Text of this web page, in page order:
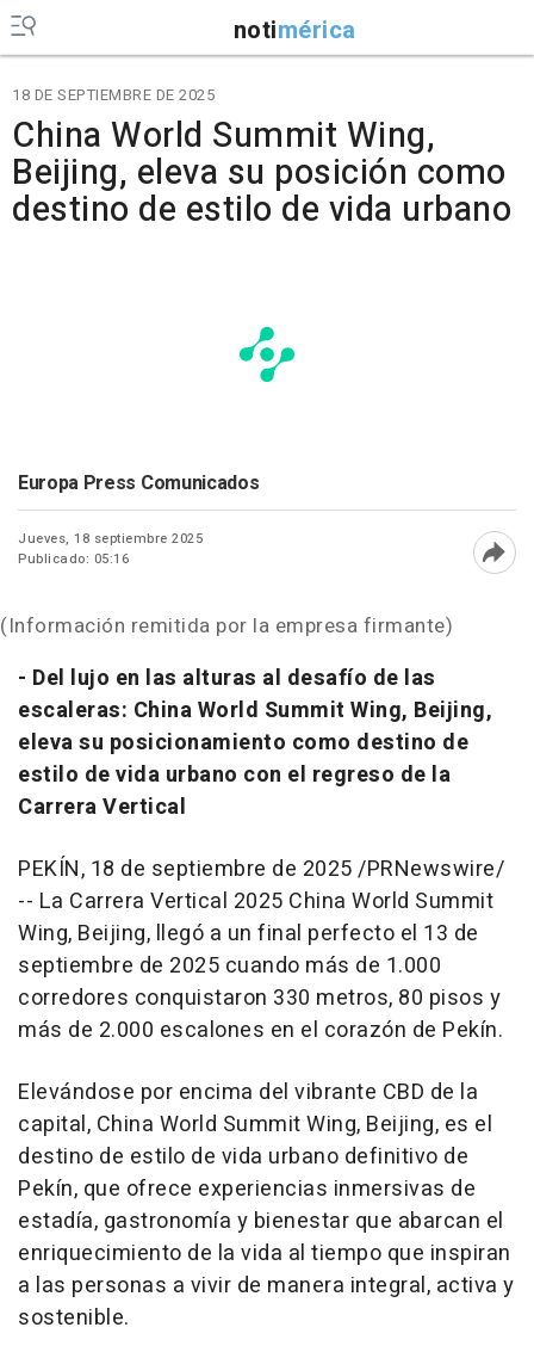
notimérica
18 DE SEPTIEMBRE DE 2025
China World Summit Wing,
Beijing, eleva su posición como
destino de estilo de vida urbano
Europa Press Comunicados
Jueves, 18 septiembre 2025
Publicado: 05:16
(Información remitida por la empresa firmante)
- Del lujo en las alturas al desafío de las
escaleras: China World Summit Wing, Beijing,
eleva su posicionamiento como destino de
estilo de vida urbano con el regreso de la
Carrera Vertical
PEKÍN, 18 de septiembre de 2025/PRNewswire/
-- La Carrera Vertical 2025 China World Summit
Wing, Beijing, llegó a un final perfecto el 13 de
septiembre de 2025 cuando más de 1.000
corredores conquistaron 330 metros, 80 pisos y
más de 2.000 escalones en el corazón de Pekín.
Elevándose por encima del vibrante CBD de la
capital, China World Summit Wing, Beijing, es el
destino de estilo de vida urbano definitivo de
Pekín, que ofrece experiencias inmersivas de
estadía, gastronomía y bienestar que abarcan el
enriquecimiento de la vida al tiempo que inspiran
a las personas a vivir de manera integral, activa y
sostenible.